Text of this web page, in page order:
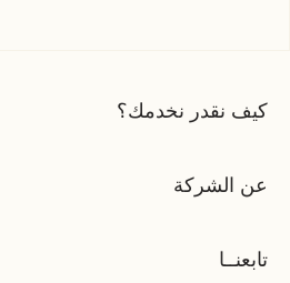
كيف نقدر نخدمك؟
عن الشركة
تابعنــا